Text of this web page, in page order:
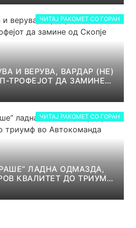
ЧИТАЈ РАКОМЕТ СО ГОРАН
И ВЕРУВА, ВАРДАР (НЕ)
ТРОФЕЈОТ ДА ЗАМИНЕ
ЧИТАЈ РАКОМЕТ СО ГОРАН
ЛАДНА ОДМАЗДА,
КВАЛИТЕТ ДО ТРИУМФ